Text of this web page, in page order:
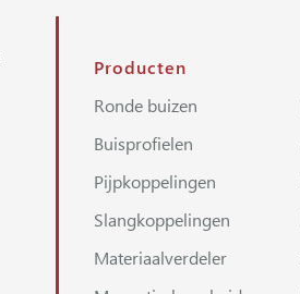
Producten
Ronde buizen
Buisprofielen
Pijpkoppelingen
Slangkoppelingen
Materiaalverdeler